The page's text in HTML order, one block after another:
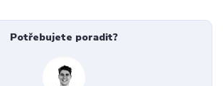
Potřebujete poradit?